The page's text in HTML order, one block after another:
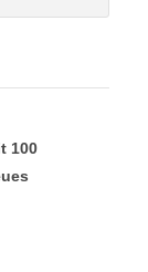
100